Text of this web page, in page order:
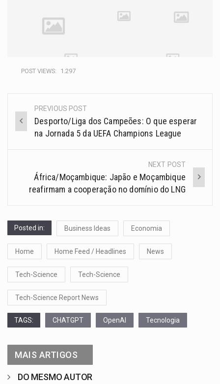
POST VIEWS: 1.297
PREVIOUS POST
Desporto/Liga dos Campeões: O que esperar
na Jornada 5 da UEFA Champions League
NEXT POST
África/Moçambique: Japão e Moçambique
reafirmam a cooperação no domínio do LNG
Posted in: Business Ideas Economia
Home Home Feed / Headlines News
Tech-Science Tech-Science
Tech-Science Report News
TAGS: CHATGPT OpenAI Tecnologia
MAIS ARTIGOS
DO MESMO AUTOR